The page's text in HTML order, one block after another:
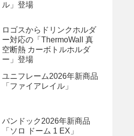
ル」登場
ロゴスからドリンクホルダ
ー対応の「ThermoWall 真
空断熱 カーボトルホルダ
ー」登場
ユニフレーム2026年新商品
「ファイアレイル」
バンドック2026年新商品
「ソロ ドーム 1 EX」